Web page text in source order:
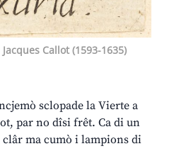
Callot (1593-1635)
sclopade la Vierte a
par no dîsi frêt. Ca di un
clâr ma cumò i lampions di